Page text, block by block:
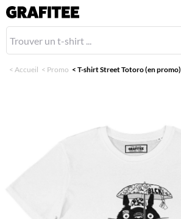
< Accueil < Promo < T-shirt Street Totoro (en promo)